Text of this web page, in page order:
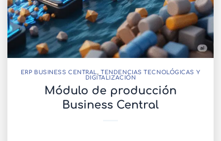
ERP BUSINESS CENTRAL,TENDENCIAS TECNOLÓGICAS Y
DIGITALIZACIÓN
Módulo de producción
Business Central